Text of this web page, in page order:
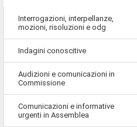
Interrogazioni, interpellanze,
mozioni, risoluzioni e odg
Indagini conoscitive
Audizioni e comunicazioni in
Commissione
Comunicazioni e informative
urgenti in Assemblea